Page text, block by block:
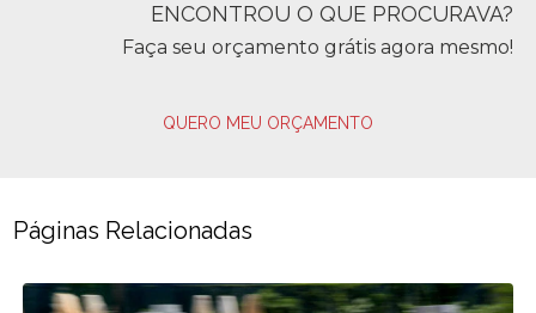
ENCONTROU O QUE PROCURAVA?
Faça seu orçamento grátis agora mesmo!
QUERO MEU ORÇAMENTO
Páginas Relacionadas